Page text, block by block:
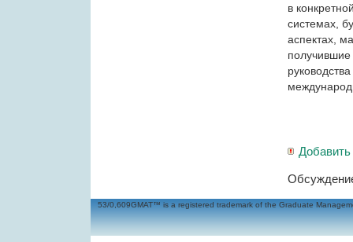
в
системах,
аспектах,
53/0,609GMAT™ is a registered trademark of the Graduate